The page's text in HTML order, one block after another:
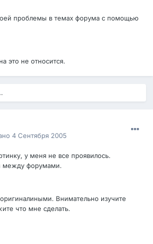
проблемы в темах форума с помощью
это не относится.
4 Сентября 2005
у меня не все проявилось.
между форумами.
Внимательно изучите
что мне сделать.